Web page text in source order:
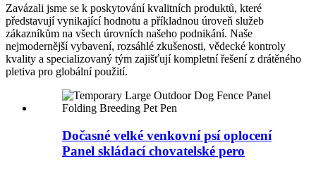
Zavázali jsme se k poskytování kvalitních produktů, které
představují vynikající hodnotu a příkladnou úroveň služeb
zákazníkům na všech úrovních našeho podnikání. Naše
nejmodernější vybavení, rozsáhlé zkušenosti, vědecké kontroly
kvality a specializovaný tým zajišťují kompletní řešení z drátěného
pletiva pro globální použití.
Dočasné velké venkovní psí oplocení
Panel skládací chovatelské pero